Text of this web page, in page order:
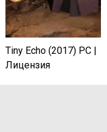
Tiny Echo (2017) PC |
Лицензия